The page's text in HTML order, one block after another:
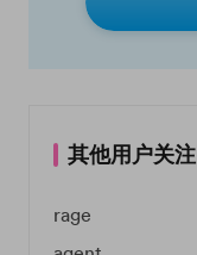
其他用户关注
rage